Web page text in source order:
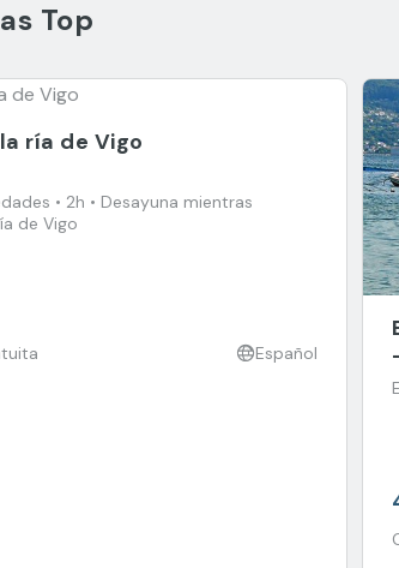
Top
ría de Vigo
• 2h • Desayuna mientras
de Vigo
Español